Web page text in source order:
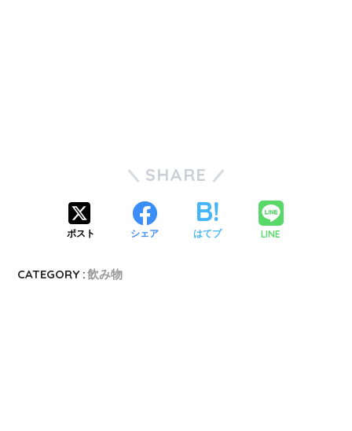
SHARE
ポスト シェア はてブ LINE
CATEGORY :飲み物